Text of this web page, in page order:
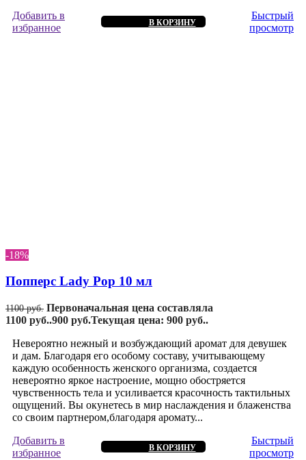
Добавить в
избранное
В КОРЗИНУ
Быстрый
просмотр
-18%
Попперс Lady Pop 10 мл
1100руб. Первоначальная цена составляла
1100 руб..900 руб.Текущая цена: 900 руб..
Невероятно нежный и возбуждающий аромат для девушек
и дам. Благодаря его особому составу, учитывающему
каждую особенность женского организма, создается
невероятно яркое настроение, мощно обостряется
чувственность тела и усиливается красочность тактильных
ощущений. Вы окунетесь в мир наслаждения и блаженства
со своим партнером,благодаря аромату...
Добавить в
избранное
В КОРЗИНУ
Быстрый
просмотр